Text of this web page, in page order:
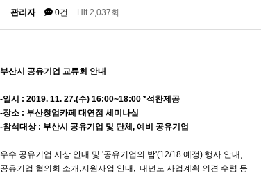
관리자 0건 Hit 2,037회
부산시 공유기업 교류회 안내
-일시 : 2019. 11. 27.(수) 16:00~18:00 *석찬제공
-장소 : 부산창업카페 대연점 세미나실
-참석대상 : 부산시 공유기업 및 단체, 예비 공유기업
우수 공유기업 시상 안내 및 '공유기업의 밤'(12/18 예정) 행사 안내,
공유기업 협의회 소개,지원사업 안내, 내년도 사업계획 의견 수렴 등